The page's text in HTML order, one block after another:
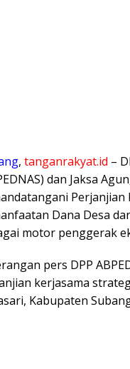
, tanganrakyat.id –
dan Jaksa
Dana Desa
motor penggerak
pers DPP
kerjasama
Kabupaten